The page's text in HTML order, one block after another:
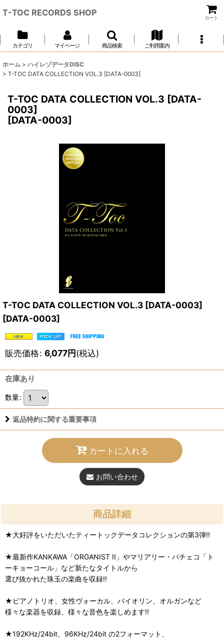
T-TOC RECORDS SHOP
カート
カテゴリ マイページ 商品検索 ご利用案内
ホーム > ハイレゾデータDISC
> T-TOC DATA COLLECTION VOL.3 [DATA-0003]
T-TOC DATA COLLECTION VOL.3 [DATA-
0003]
[DATA-0003]
T-TOC DATA COLLECTION VOL.3 [DATA-0003]
[DATA-0003]
販売価格: 6,077円(税込)
在庫あり
数量:
返品特約に関する重要事項
カートに入れる
お問い合わせ
商品詳細
★大好評をいただいたティートックデータコレクションの第3弾!!
★最新作KANKAWA「ORGANIST II」やマリアリー・パチェコ「ト
ーキョーコール」など新たなタイトルから
選び抜かれた珠玉の楽曲を収録!!
★ピアノトリオ、女性ヴォーカル、バイオリン、オルガンなど
様々な楽器を収録、様々な音色を楽しめます!!
★192KHz/24bit、96KHz/24bit の2フォーマット、